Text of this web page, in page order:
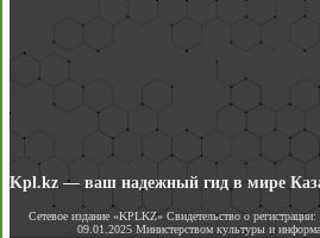
Kpl.kz — ваш надежный гид в мире
Сетевое издание «KPLKZ» Свидетельство о
09.01.2025 Министерством культуры и